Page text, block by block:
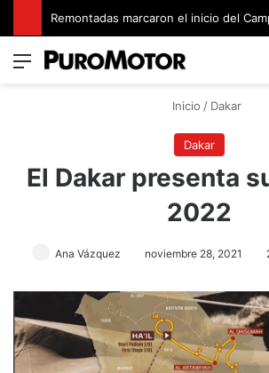
Menú
Inicio / Dakar
Dakar
El Dakar presenta
2022
Ana Vázquez noviembre 28, 2021